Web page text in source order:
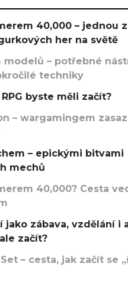
40,000 – jednou z
her na světě
modelů – potřebné
techniky
byste měli začít?
– wargamingem
– epickými bitvami
mechů
40,000? Cesta
jako zábava, vzdělání i
začít?
– cesta, jak začít se